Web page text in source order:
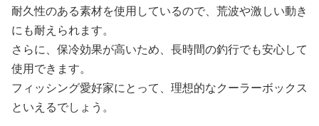
耐久性のある素材を使用しているので、荒波や激しい動き
にも耐えられます。
さらに、保冷効果が高いため、長時間の釣行でも安心して
使用できます。
フィッシング愛好家にとって、理想的なクーラーボックス
といえるでしょう。